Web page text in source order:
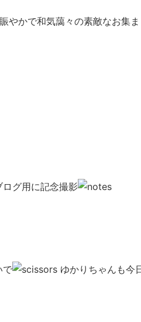
やかで和気藹々の素敵なお集
ログ用に記念撮影
で ゆかりちゃんも今